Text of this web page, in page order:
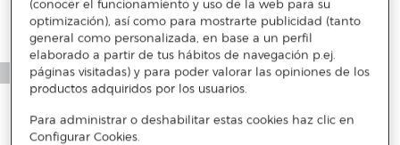
(conocer el funcionamiento y uso de la web para su
optimización), así como para mostrarte publicidad (tanto
general como personalizada, en base a un perfil
elaborado a partir de tus hábitos de navegación p.ej.
páginas visitadas) y para poder valorar las opiniones de los
productos adquiridos por los usuarios.
Para administrar o deshabilitar estas cookies haz clic en
Configurar Cookies.